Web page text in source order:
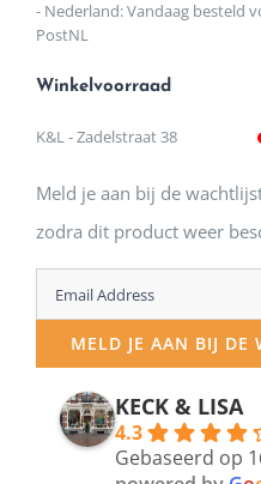
- Nederland: Vandaag besteld
PostNL
Winkelvoorraad
K&L - Zadelstraat 38
Meld je aan bij de
zodra dit product weer
Enter
your
email
address
MELD JE AAN BIJ DE
KECK & LISA
4.3
Gebaseerd op